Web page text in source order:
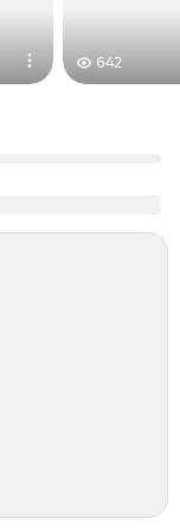
642